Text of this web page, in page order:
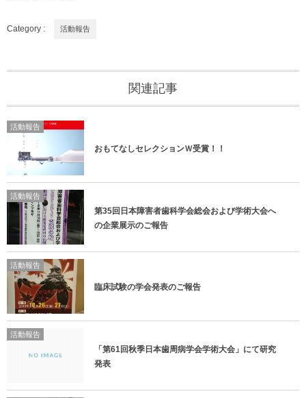
Category : 活動報告
関連記事
活動報告
おもてなしセレクションＷ受賞！！
活動報告
第35回日本障害者歯科学会総会および学術大会へ
の企業展示のご報告
活動報告
臨床試験の学会発表のご報告
活動報告
「第61回秋季日本歯周病学会学術大会」にて研究
発表